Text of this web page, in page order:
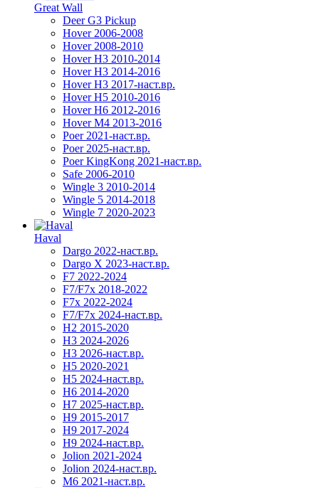
Great Wall
Deer G3 Pickup
Hover 2006-2008
Hover 2008-2010
Hover H3 2010-2014
Hover H3 2014-2016
Hover H3 2017-наст.вр.
Hover H5 2010-2016
Hover H6 2012-2016
Hover M4 2013-2016
Poer 2021-наст.вр.
Poer 2025-наст.вр.
Poer KingKong 2021-наст.вр.
Safe 2006-2010
Wingle 3 2010-2014
Wingle 5 2014-2018
Wingle 7 2020-2023
Haval
Dargo 2022-наст.вр.
Dargo X 2023-наст.вр.
F7 2022-2024
F7/F7x 2018-2022
F7x 2022-2024
F7/F7x 2024-наст.вр.
H2 2015-2020
H3 2024-2026
H3 2026-наст.вр.
H5 2020-2021
H5 2024-наст.вр.
H6 2014-2020
H7 2025-наст.вр.
H9 2015-2017
H9 2017-2024
H9 2024-наст.вр.
Jolion 2021-2024
Jolion 2024-наст.вр.
М6 2021-наст.вр.